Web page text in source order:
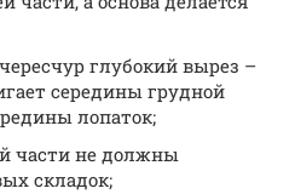
глубокий вырез –
середины грудной
лопаток;
части не должны
складок;